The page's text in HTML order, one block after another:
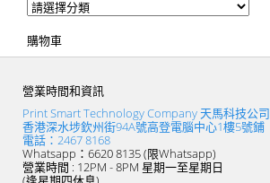
購物車
營業時間和資訊
Print Smart Technology Company 天馬科技公司
香港深水埗欽州街94A號高登電腦中心1樓5號鋪
電話：2467 8168
Whatsapp：6620 8135 (限Whatsapp)
營業時間 : 12PM - 8PM 星期一至星期日